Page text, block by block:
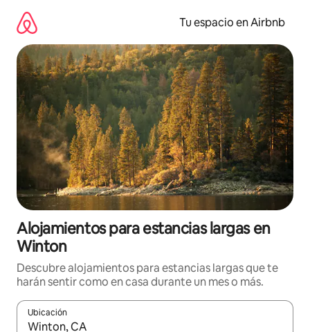
contenido
Tu espacio en Airbnb
Alojamientos para estancias largas en
Winton
Descubre alojamientos para estancias largas que te
harán sentir como en casa durante un mes o más.
Ubicación
Cuando los resultados estén disponibles, podrás navegar